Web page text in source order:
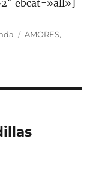
ebcat=»all»]
Etiquetas
AMORES,